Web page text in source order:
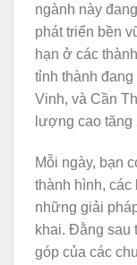
ngành này
phát triển bền
hạn ở các
tỉnh thành
Vinh, và Cần
lượng cao tăng
Mỗi ngày, bạn
thành hình, các
những giải
khai. Đằng sau
góp của các